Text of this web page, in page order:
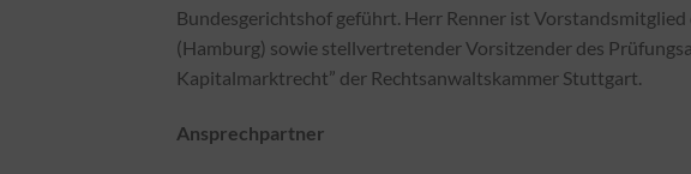
Bundesgerichtshof geführt. Herr Renner ist Vorstandsmitglied
(Hamburg) sowie stellvertretender Vorsitzender des
Kapitalmarktrecht” der Rechtsanwaltskammer Stuttgart.
Ansprechpartner